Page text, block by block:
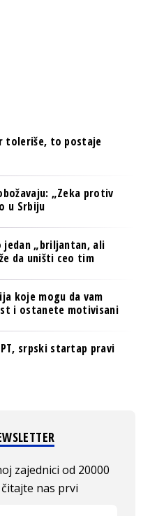
toleriše, to postaje
„Zeka protiv
u Srbiju
jedan „briljantan, ali
da uništi ceo tim
koje mogu da vam
i ostanete motivisani
srpski startap pravi
zajednici od 20000
nas prvi